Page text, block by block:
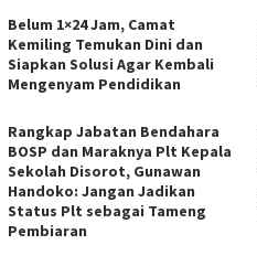
Belum 1×24 Jam, Camat
Kemiling Temukan Dini dan
Siapkan Solusi Agar Kembali
Mengenyam Pendidikan
Rangkap Jabatan Bendahara
BOSP dan Maraknya Plt Kepala
Sekolah Disorot, Gunawan
Handoko: Jangan Jadikan
Status Plt sebagai Tameng
Pembiaran